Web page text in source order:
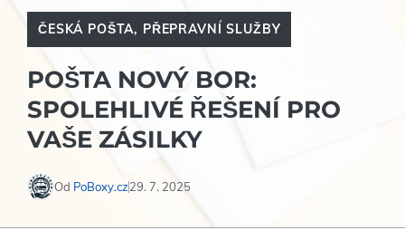
ČESKÁ POŠTA, PŘEPRAVNÍ SLUŽBY
POŠTA NOVÝ BOR:
SPOLEHLIVÉ ŘEŠENÍ PRO
VAŠE ZÁSILKY
Od PoBoxy.cz29. 7. 2025